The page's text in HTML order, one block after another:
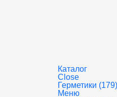
Каталог
Close
Герметики (179)
Меню